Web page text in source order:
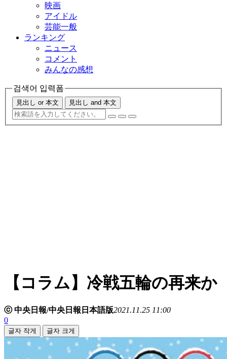
映画
アイドル
芸能一般
ランキング
ニュース
コメント
みんなの感想
검색어 입력폼
見出し or 本文 見出し and 本文
【コラム】冷戦五輪の再来か
ⓒ 中央日報/中央日報日本語版2021.11.25 11:00
0
글자 작게 글자 크게